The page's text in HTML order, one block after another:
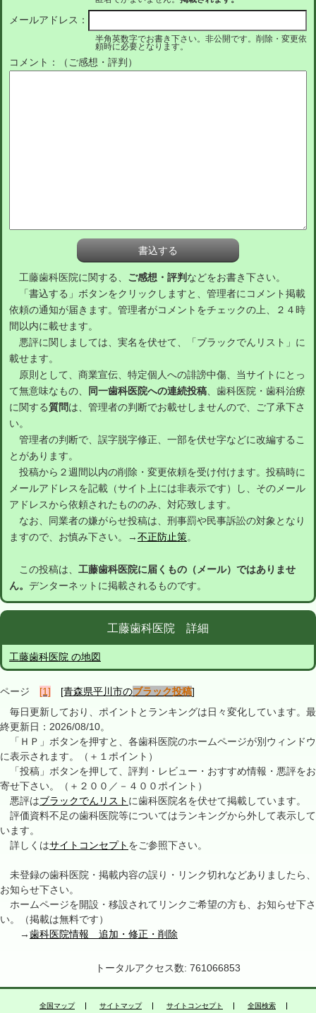
メールアドレス：
半角英数字でお書き下さい。非公開です。削除・変更依
頼時に必要となります。
コメント：（ご感想・評判）
工藤歯科医院に関する、 ご感想・評判 などをお書き下さい。
「書込する」ボタンをクリックしますと、管理者にコメント掲載
依頼の通知が届きます。管理者がコメントをチェックの上、２４時
間以内に載せます。
悪評に関しましては、実名を伏せて、「ブラックでんリスト」に
載せます。
原則として、商業宣伝、特定個人への誹謗中傷、当サイトにとっ
て無意味なもの、
同一歯科医院への連続投稿、歯科医院・歯科治療
に関する質問は、管理者の判断でお載せしませんので、ご了承下さ
い。
管理者の判断で、誤字脱字修正、一部を伏せ字などに改編するこ
とがあります。
投稿から２週間以内の削除・変更依頼を受け付けます。投稿時に
メールアドレスを記載（サイト上には非表示です）し、そのメール
アドレスから依頼されたもののみ、対応致します。
なお、同業者の嫌がらせ投稿は、刑事罰や民事訴訟の対象となり
ますので、お慎み下さい。→不正防止策。
この投稿は、 工藤歯科医院に届くもの（メール）ではありませ
ん。 デンターネットに掲載されるものです。
工藤歯科医院 詳細
工藤歯科医院 の地図
ページ [1] [青森県平川市のブラック投稿]
毎日更新しており、ポイントとランキングは日々変化しています。最
終更新日：2026/08/10。
「ＨＰ」ボタンを押すと、各歯科医院のホームページが別ウィンドウ
に表示されます。（＋１ポイント）
「投稿」ボタンを押して、評判・レビュー・おすすめ情報・悪評をお
寄せ下さい。（＋２００／－４００ポイント）
悪評はブラックでんリスト に歯科医院名を伏せて掲載しています。
評価資料不足の歯科医院等についてはランキングから外して表示して
います。
詳しくはサイトコンセプト をご参照下さい。
未登録の歯科医院・掲載内容の誤り・リンク切れなどありましたら、
お知らせ下さい。
ホームページを開設・移設されてリンクご希望の方も、お知らせ下さ
い。（掲載は無料です）
→歯科医院情報 追加・修正・削除
トータルアクセス数: 761066853
全国マップ サイトマップ サイトコンセプト 全国検索